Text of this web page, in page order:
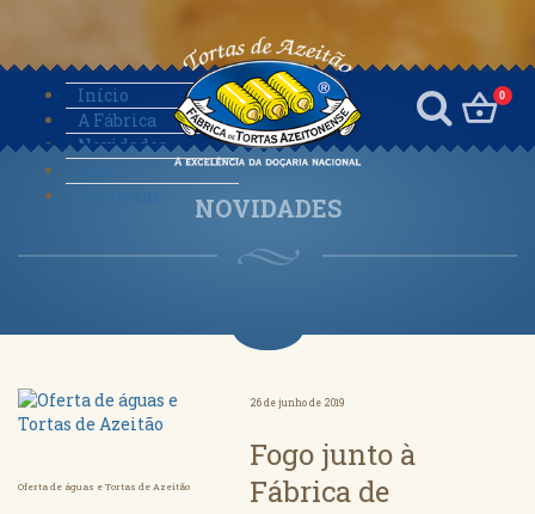
Início
A Fábrica
Novidades
0
NOVIDADES
Oferta de águas e Tortas de Azeitão
26 de junho de 2019
Fogo junto à
Fábrica de